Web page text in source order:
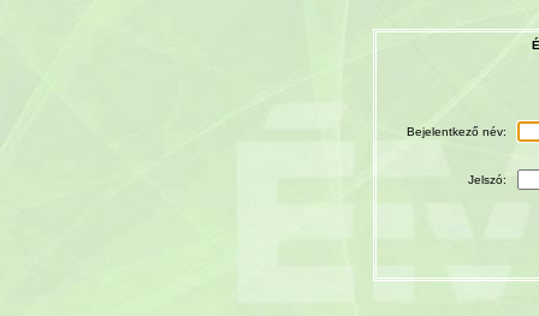
Bejelentkező név:
Jelszó: